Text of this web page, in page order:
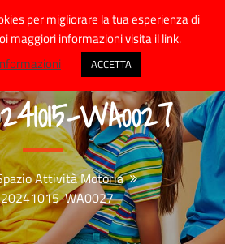
WA0027
Attività Motoria
WA0027
per migliorare la tua esperienza di
maggiori informazioni visita il link.
ACCETTA